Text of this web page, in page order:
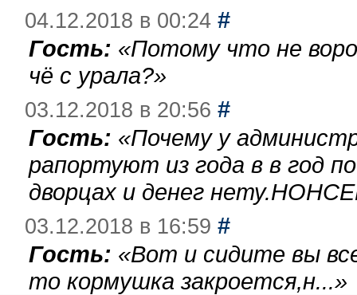
04.12.2018 в 00:24 #
Гость: «Потому что не
чё с урала?»
03.12.2018 в 20:56 #
Гость: «Почему у
рапортуют из года в в год
дворцах и денег
03.12.2018 в 16:59 #
Гость: «Вот и сидите вы
то кормушка закроется,н...»